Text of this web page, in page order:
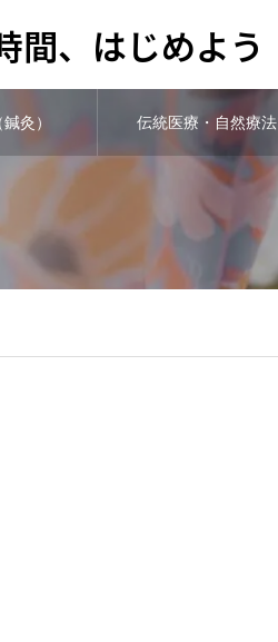
間、はじめよう
灸） 伝統医療・自然療法